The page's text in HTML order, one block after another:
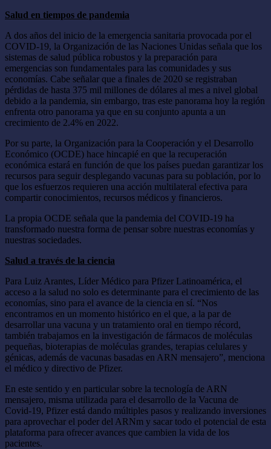
Salud en tiempos de pandemia
A dos años del inicio de la emergencia sanitaria provocada por el
COVID-19, la Organización de las Naciones Unidas señala que los
sistemas de salud pública robustos y la preparación para
emergencias son fundamentales para las comunidades y sus
economías. Cabe señalar que a finales de 2020 se registraban
pérdidas de hasta 375 mil millones de dólares al mes a nivel global
debido a la pandemia, sin embargo, tras este panorama hoy la región
enfrenta otro panorama ya que en su conjunto apunta a un
crecimiento de 2.4% en 2022.
Por su parte, la Organización para la Cooperación y el Desarrollo
Económico (OCDE) hace hincapié en que la recuperación
económica estará en función de que los países puedan garantizar los
recursos para seguir desplegando vacunas para su población, por lo
que los esfuerzos requieren una acción multilateral efectiva para
compartir conocimientos, recursos médicos y financieros.
La propia OCDE señala que la pandemia del COVID-19 ha
transformado nuestra forma de pensar sobre nuestras economías y
nuestras sociedades.
Salud a través de la ciencia
Para Luiz Arantes, Líder Médico para Pfizer Latinoamérica, el
acceso a la salud no solo es determinante para el crecimiento de las
economías, sino para el avance de la ciencia en sí. “Nos
encontramos en un momento histórico en el que, a la par de
desarrollar una vacuna y un tratamiento oral en tiempo récord,
también trabajamos en la investigación de fármacos de moléculas
pequeñas, bioterapias de moléculas grandes, terapias celulares y
génicas, además de vacunas basadas en ARN mensajero”, menciona
el médico y directivo de Pfizer.
En este sentido y en particular sobre la tecnología de ARN
mensajero, misma utilizada para el desarrollo de la Vacuna de
Covid-19, Pfizer está dando múltiples pasos y realizando inversiones
para aprovechar el poder del ARNm y sacar todo el potencial de esta
plataforma para ofrecer avances que cambien la vida de los
pacientes.